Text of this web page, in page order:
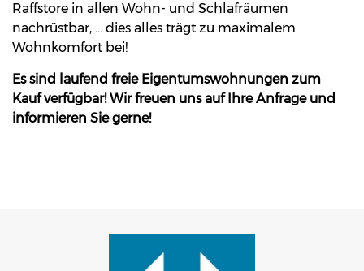
Raffstore in allen Wohn- und Schlafräumen
nachrüstbar, … dies alles trägt zu maximalem
Wohnkomfort bei!
Es sind laufend freie Eigentumswohnungen zum
Kauf verfügbar! Wir freuen uns auf Ihre Anfrage und
informieren Sie gerne!